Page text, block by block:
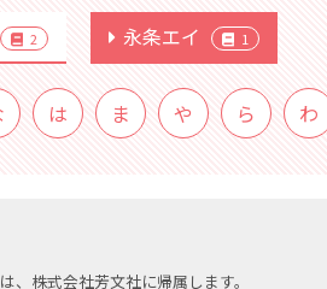
2 永条エイ 1
は ま や ら わ
、株式会社芳文社に帰属します。